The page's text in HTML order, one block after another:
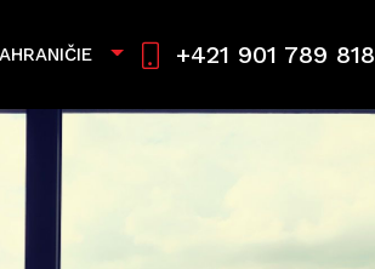
+421 901 789 818